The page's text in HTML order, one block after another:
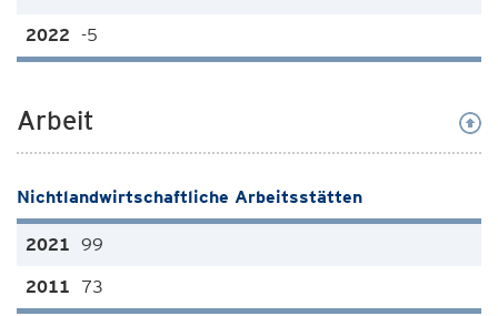
-5
Arbeit
Nichtlandwirtschaftliche Arbeitsstätten
99
73